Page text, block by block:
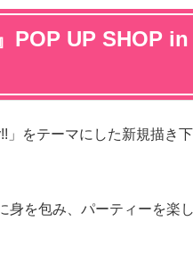
POP UP SHOP
をテーマにした新規描き
身を包み、パーティーを楽